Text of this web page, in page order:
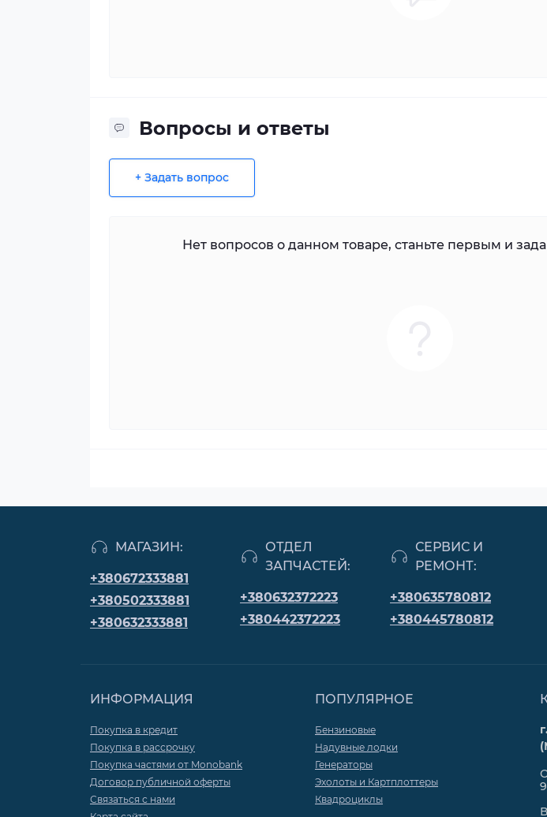
Вопросы и ответы
+ Задать вопрос
Нет вопросов о данном товаре, станьте первым и
МАГАЗИН:
+380672333881
+380502333881
+380632333881
ОТДЕЛ
ЗАПЧАСТЕЙ:
+380632372223
+380442372223
СЕРВИС И
РЕМОНТ:
+380635780812
+380445780812
ИНФОРМАЦИЯ
Покупка в кредит
Покупка в рассрочку
Покупка частями от Monobank
Договор публичной оферты
Связаться с нами
ПОПУЛЯРНОЕ
Бензиновые
Надувные лодки
Генераторы
Эхолоты и Картплоттеры
Квадроциклы